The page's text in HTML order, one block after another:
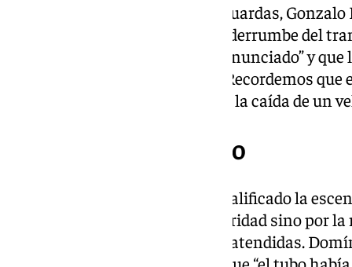
El alcalde de El Castillo de las Guardas,
programa ‘Llegó la Hora’ que el derrumbe del
pasado sábado era un suceso “anunciado” y
grave deterioro de la carretera. Recordemos
grandes dimensiones y provocó la caída de un
Un colapso anunciado
El alcalde de esta localidad ha calificado la
película”, no por su espectacularidad sino por
previas que, asegura, no fueron atendidas.